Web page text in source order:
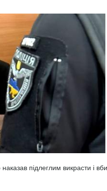
підлеглим викрасти і